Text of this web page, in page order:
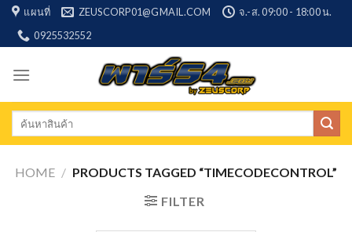
Skip
content
แผนที่ ZEUSCORP01@GMAIL.COM
จ.-ส. 09:00 - 18:00 น.
0925532552
Search
HOME / PRODUCTS TAGGED “TIMECODECONTROL”
FILTER